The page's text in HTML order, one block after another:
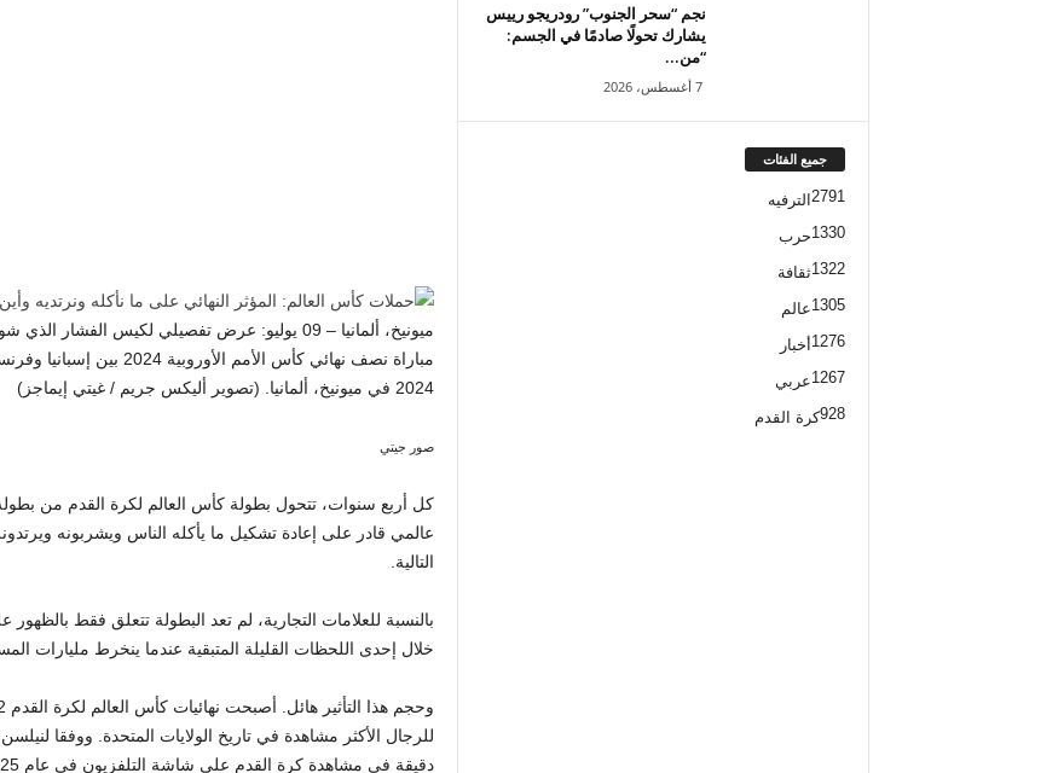
ميونيخ، ألمانيا – 09 يوليو: عرض تفصيلي لكيس
2024 في ميونيخ، ألمانيا. (تصوير أليكس جريم / غيتي إيماجز)
صور جيتي
كل أربع سنوات، تتحول بطولة كأس العالم لكرة القدم من
عالمي قادر على إعادة تشكيل ما يأكله الناس ويشربونه
التالية.
بالنسبة للعلامات التجارية، لم تعد البطولة تتعلق فقط بالظهور
خلال إحدى اللحظات القليلة المتبقية عندما ينخرط
نجم “سحر الجنوب” رودريجو رييس
يشارك تحولًا صادمًا في الجسم:
“من...
7 أغسطس، 2026
جميع الفئات
الترفيه 2791
حرب1330
ثقافة1322
عالم1305
أخبار 1276
عربي1267
كرة القدم928